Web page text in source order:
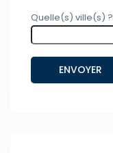
Quelle(s) ville(s) ?